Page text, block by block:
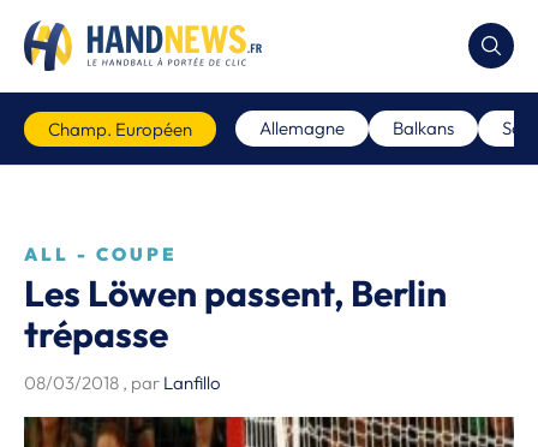
Champ. Européen Allemagne Balkans
ALL - COUPE
Les Löwen passent, Berlin
trépasse
08/03/2018 , par Lanfillo